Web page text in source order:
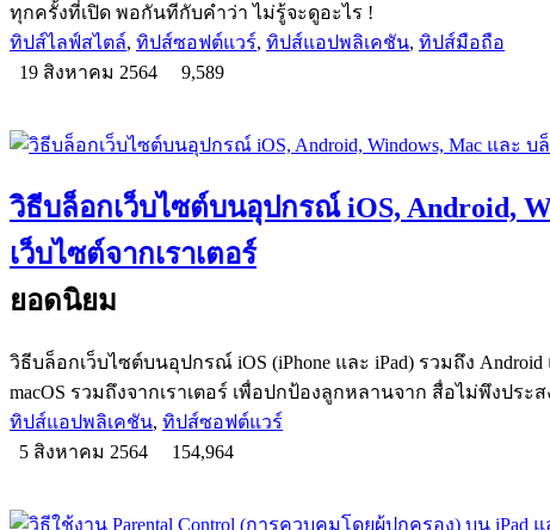
ทุกครั้งที่เปิด พอกันทีกับคำว่า ไม่รู้จะดูอะไร !
ทิปส์ไลฟ์สไตล์, ทิปส์ซอฟต์แวร์, ทิปส์แอปพลิเคชัน, ทิปส์มือถือ
19 สิงหาคม 2564
9,589
วิธีบล็อกเว็บไซต์บนอุปกรณ์ iOS, Android,
เว็บไซต์จากเราเตอร์
ยอดนิยม
วิธีบล็อกเว็บไซต์บนอุปกรณ์ iOS (iPhone และ iPad) รวมถึง
macOS รวมถึงจากเราเตอร์ เพื่อปกป้องลูกหลานจาก สื่อไม่พึงประส
ทิปส์แอปพลิเคชัน, ทิปส์ซอฟต์แวร์
5 สิงหาคม 2564
154,964